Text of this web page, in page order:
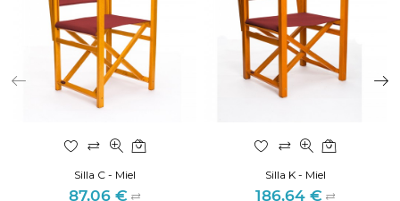
Silla C - Miel
Preis
87,06 €
Silla K - Miel
Preis
186,64 €